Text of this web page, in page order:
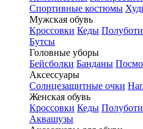
Спортивные костюмы
Мужская обувь
Кроссовки Кеды
Бутсы
Головные уборы
Бейсболки Банданы
Аксессуары
Солнцезащитные очки
Женская обувь
Кроссовки Кеды
Аквашузы